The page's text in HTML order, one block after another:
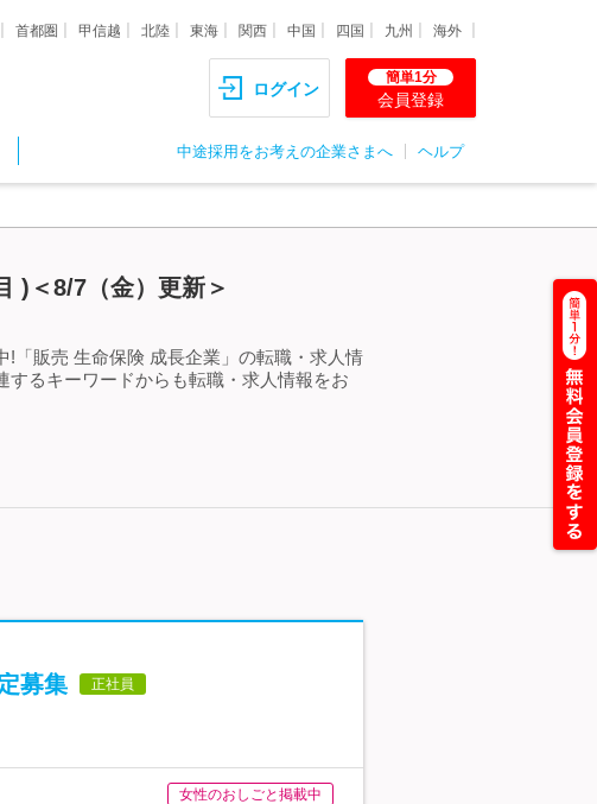
首都圏 甲信越 北陸 東海 関西 中国 四国 九州 海外
ログイン
簡単1分
会員登録
中途採用をお考えの企業さまへ ヘルプ
)＜8/7（金）更新＞
「販売 生命保険 成長企業」の転職・求人情
るキーワードからも転職・求人情報をお
募集 正社員
女性のおしごと掲載中